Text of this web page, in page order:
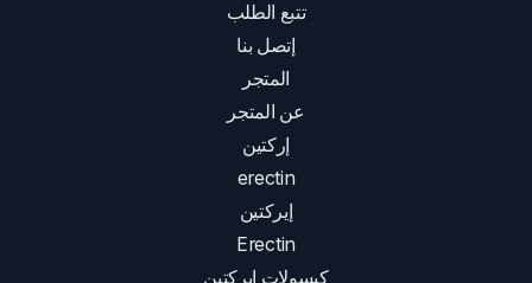
تتبع الطلب
إتصل بنا
المتجر
عن المتجر
إركتين
erectin
إيركتين
Erectin
كبسولات إيركتين